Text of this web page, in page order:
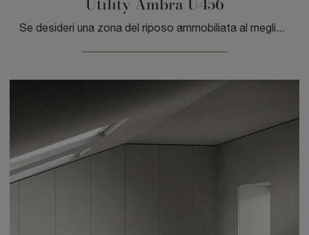
Utility Ambra U456
Se desideri una zona del riposo ammobiliata al meglio, scegli l'armadio Utility Ambra U456 con ante battenti di Moretti Compact Giorno Notte!